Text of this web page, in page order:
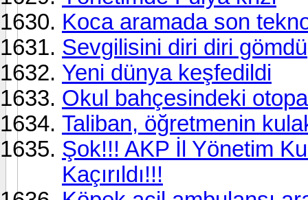
Koca aramada son
Sevgilisini diri diri gömdü
Yeni dünya keşfedildi
Okul bahçesindeki
Taliban, öğretmenin
Şok!!! AKP İl Yönetim
Kaçırıldı!!!